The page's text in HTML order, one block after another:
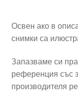
Освен ако в
снимки са
Запазваме си
референция със
производителя